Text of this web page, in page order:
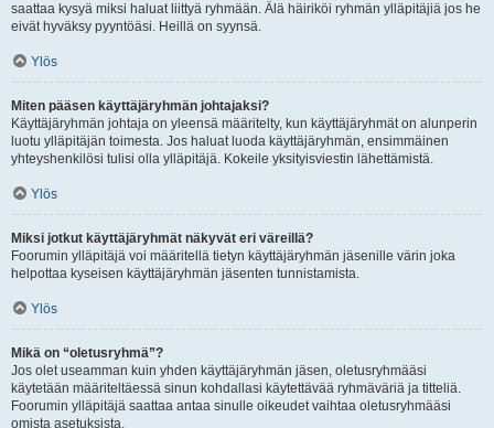
saattaa kysyä miksi haluat liittyä ryhmään. Älä häiriköi ryhmän ylläpitäjiä jos he
eivät hyväksy pyyntöäsi. Heillä on syynsä.
Ylös
Miten pääsen käyttäjäryhmän johtajaksi?
Käyttäjäryhmän johtaja on yleensä määritelty, kun käyttäjäryhmät on alunperin
luotu ylläpitäjän toimesta. Jos haluat luoda käyttäjäryhmän, ensimmäinen
yhteyshenkilösi tulisi olla ylläpitäjä. Kokeile yksityisviestin lähettämistä.
Ylös
Miksi jotkut käyttäjäryhmät näkyvät eri väreillä?
Foorumin ylläpitäjä voi määritellä tietyn käyttäjäryhmän jäsenille värin joka
helpottaa kyseisen käyttäjäryhmän jäsenten tunnistamista.
Ylös
Mikä on “oletusryhmä”?
Jos olet useamman kuin yhden käyttäjäryhmän jäsen, oletusryhmääsi
käytetään määriteltäessä sinun kohdallasi käytettävää ryhmäväriä ja titteliä.
Foorumin ylläpitäjä saattaa antaa sinulle oikeudet vaihtaa oletusryhmääsi
omista asetuksista.